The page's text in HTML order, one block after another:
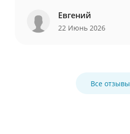
Евгений
22 Июнь 2026
Все отзывы